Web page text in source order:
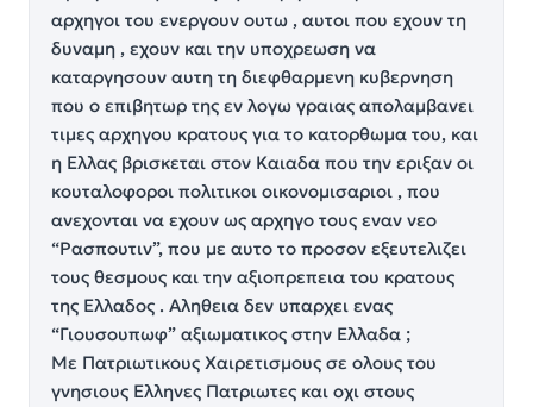
αρχηγοι του ενεργουν ουτω , αυτοι που εχουν τη
δυναμη , εχουν και την υποχρεωση να
καταργησουν αυτη τη διεφθαρμενη κυβερνηση
που ο επιβητωρ της εν λογω γραιας απολαμβανει
τιμες αρχηγου κρατους για το κατορθωμα του, και
η Ελλας βρισκεται στον Καιαδα που την εριξαν οι
κουταλοφοροι πολιτικοι οικονομισαριοι , που
ανεχονται να εχουν ως αρχηγο τους εναν νεο
“Ρασπουτιν”, που με αυτο το προσον εξευτελιζει
τους θεσμους και την αξιοπρεπεια του κρατους
της Ελλαδος . Αληθεια δεν υπαρχει ενας
“Γιουσουπωφ” αξιωματικος στην Ελλαδα ;
Με Πατριωτικους Χαιρετισμους σε ολους του
γνησιους Ελληνες Πατριωτες και οχι στους